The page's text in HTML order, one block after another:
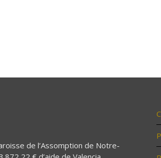
de l’Assomption de Notre-